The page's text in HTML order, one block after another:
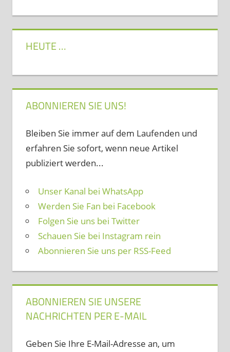
HEUTE …
ABONNIEREN SIE UNS!
Bleiben Sie immer auf dem Laufenden und
erfahren Sie sofort, wenn neue Artikel
publiziert werden...
Unser Kanal bei WhatsApp
Werden Sie Fan bei Facebook
Folgen Sie uns bei Twitter
Schauen Sie bei Instagram rein
Abonnieren Sie uns per RSS-Feed
ABONNIEREN SIE UNSERE
NACHRICHTEN PER E-MAIL
Geben Sie Ihre E-Mail-Adresse an, um